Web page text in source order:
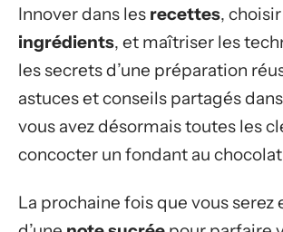
Innover dans les recettes,
ingrédients, et maîtriser les
les secrets d’une préparation
astuces et conseils partagés
vous avez désormais toutes les
concocter un fondant au chocolat
La prochaine fois que vous serez